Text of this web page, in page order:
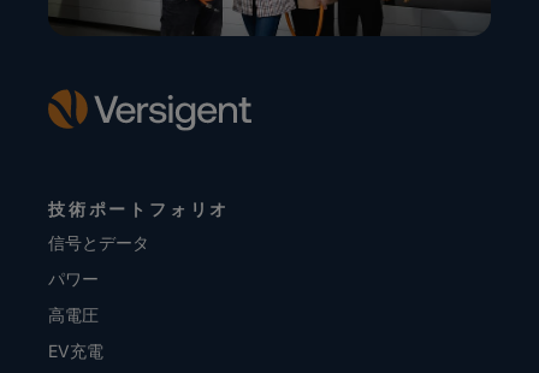
技術ポートフォリオ
信号とデータ
パワー
高電圧
EV充電